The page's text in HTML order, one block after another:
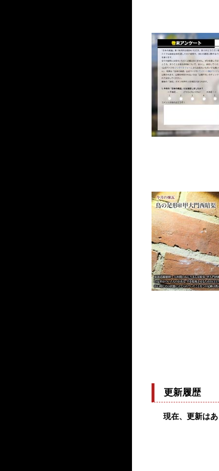
更新履歴
現在、更新は